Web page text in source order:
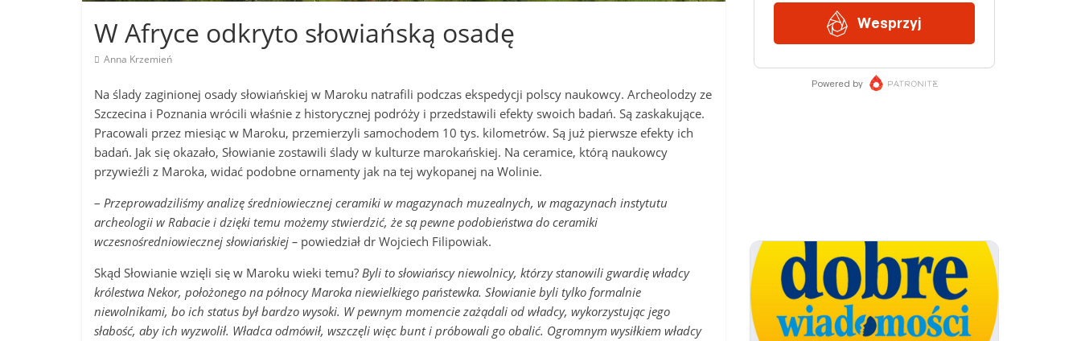
W Afryce odkryto słowiańską osadę
Anna Krzemień
Na ślady zaginionej osady słowiańskiej w Maroku natrafili podczas ekspedycji polscy naukowcy. Archeolodzy ze
Szczecina i Poznania wrócili właśnie z historycznej podróży i przedstawili efekty swoich badań. Są zaskakujące.
Pracowali przez miesiąc w Maroku, przemierzyli samochodem 10 tys. kilometrów. Są już pierwsze efekty ich
badań. Jak się okazało, Słowianie zostawili ślady w kulturze marokańskiej. Na ceramice, którą naukowcy
przywieźli z Maroka, widać podobne ornamenty jak na tej wykopanej na Wolinie.
– Przeprowadziliśmy analizę średniowiecznej ceramiki w magazynach muzealnych, w magazynach instytutu
archeologii w Rabacie i dzięki temu możemy stwierdzić, że są pewne podobieństwa do ceramiki
wczesnośredniowiecznej słowiańskiej – powiedział dr Wojciech Filipowiak.
Skąd Słowianie wzięli się w Maroku wieki temu? Byli to słowiańscy niewolnicy, którzy stanowili gwardię władcy
królestwa Nekor, położonego na północy Maroka niewielkiego państewka. Słowianie byli tylko formalnie
niewolnikami, bo ich status był bardzo wysoki. W pewnym momencie zażądali od władcy, wykorzystując jego
słabość, aby ich wyzwolił. Władca odmówił, wszczęli więc bunt i próbowali go obalić. Ogromnym wysiłkiem władcy